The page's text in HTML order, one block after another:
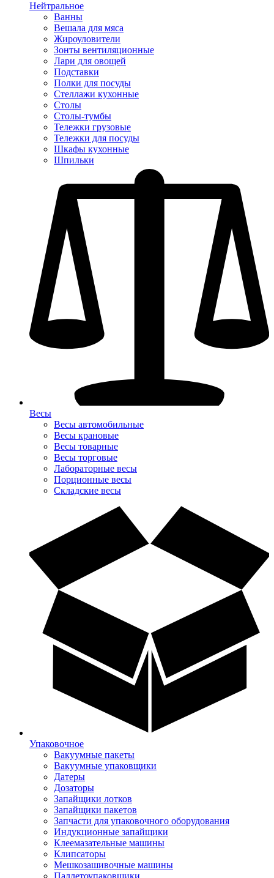
Нейтральное
Ванны
Вешала для мяса
Жироуловители
Зонты вентиляционные
Лари для овощей
Подставки
Полки для посуды
Стеллажи кухонные
Столы
Столы-тумбы
Тележки грузовые
Тележки для посуды
Шкафы кухонные
Шпильки
Весы
Весы автомобильные
Весы крановые
Весы товарные
Весы торговые
Лабораторные весы
Порционные весы
Складские весы
Упаковочное
Вакуумные пакеты
Вакуумные упаковщики
Датеры
Дозаторы
Запайщики лотков
Запайщики пакетов
Запчасти для упаковочного оборудования
Индукционные запайщики
Клеемазательные машины
Клипсаторы
Мешкозашивочные машины
Паллетоупаковщики